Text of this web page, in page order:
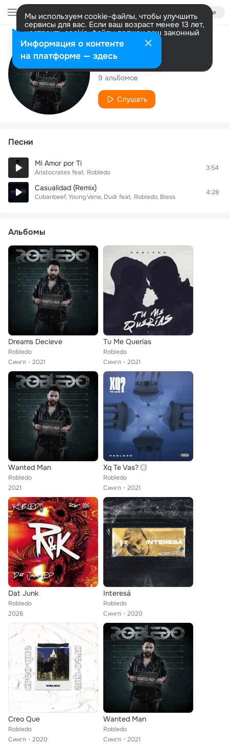
Войти
Мы используем cookie-файлы, чтобы улучшить
сервисы для вас. Если ваш возраст менее 13 лет,
настроить cookie-файлы должен ваш законный
представитель. Больше информации
Разрешить все Настроить
Исполнитель
Robledo
9 альбомов
Слушать
Песни
Mi Amor por Ti
Aristocrates feat. Robledo
3:54
Casualidad (Remix)
Cubanbeef Young Vene Dudi feat. Robledo Bless
4:28
Альбомы
Dreams Decieve
Robledo
Сингл
2021
Tu Me Querías
Robledo
Сингл
2021
Wanted Man
Robledo
2021
Xq Te Vas?
Robledo
Сингл
2021
Dat Junk
Robledo
2026
Interesá´
Robledo
Сингл
2020
Creo Que
Robledo
Сингл
2020
Wanted Man
Robledo
Сингл
2021
Информация о контенте
на платформе — здесь